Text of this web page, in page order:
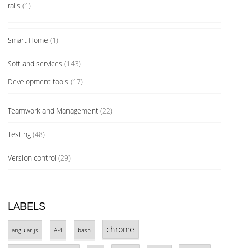
rails (1)
Smart Home (1)
Soft and services (143)
Development tools (17)
Teamwork and Management (22)
Testing (48)
Version control (29)
LABELS
angular.js API bash chrome